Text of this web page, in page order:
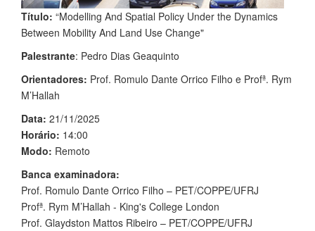
Título: “Modelling And Spatial Policy Under the Dynamics
Between Mobility And Land Use Change"
Palestrante: Pedro Dias Geaquinto
Orientadores: Prof. Romulo Dante Orrico Filho e Profª. Rym
M’Hallah
Data: 21/11/2025
Horário: 14:00
Modo: Remoto
Banca examinadora:
Prof. Romulo Dante Orrico Filho – PET/COPPE/UFRJ
Profª. Rym M’Hallah - King's College London
Prof. Glaydston Mattos Ribeiro – PET/COPPE/UFRJ